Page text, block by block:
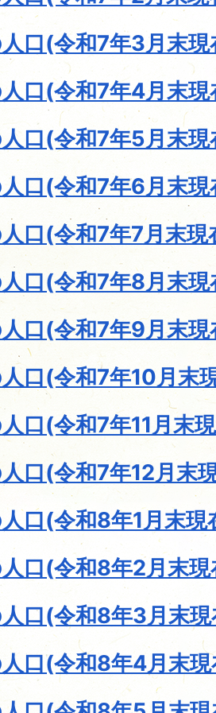
口(令和7年3月末現
口(令和7年4月末現
口(令和7年5月末現
口(令和7年6月末現
口(令和7年7月末現
口(令和7年8月末現
口(令和7年9月末現
口(令和7年10月末
口(令和7年11月末
口(令和7年12月末
口(令和8年1月末現
口(令和8年2月末
口(令和8年3月末
口(令和8年4月末